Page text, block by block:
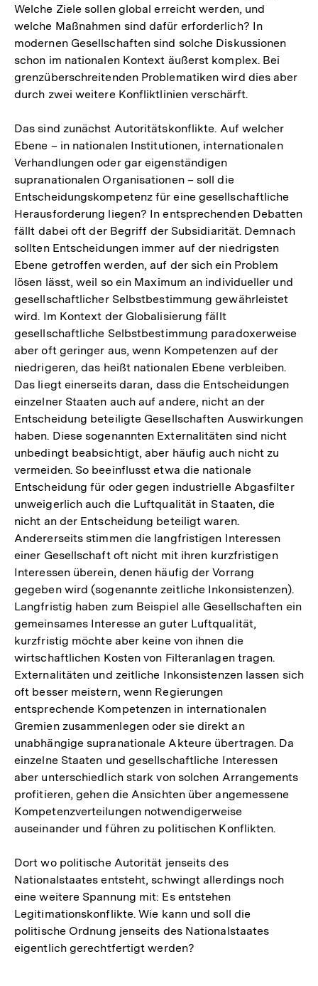
Welche Ziele sollen global erreicht werden, und
welche Maßnahmen sind dafür erforderlich? In
modernen Gesellschaften sind solche Diskussionen
schon im nationalen Kontext äußerst komplex. Bei
grenzüberschreitenden Problematiken wird dies aber
durch zwei weitere Konfliktlinien verschärft.
Das sind zunächst Autoritätskonflikte. Auf welcher
Ebene – in nationalen Institutionen, internationalen
Verhandlungen oder gar eigenständigen
supranationalen Organisationen – soll die
Entscheidungskompetenz für eine gesellschaftliche
Herausforderung liegen? In entsprechenden Debatten
fällt dabei oft der Begriff der Subsidiarität. Demnach
sollten Entscheidungen immer auf der niedrigsten
Ebene getroffen werden, auf der sich ein Problem
lösen lässt, weil so ein Maximum an individueller und
gesellschaftlicher Selbstbestimmung gewährleistet
wird. Im Kontext der Globalisierung fällt
gesellschaftliche Selbstbestimmung paradoxerweise
aber oft geringer aus, wenn Kompetenzen auf der
niedrigeren, das heißt nationalen Ebene verbleiben.
Das liegt einerseits daran, dass die Entscheidungen
einzelner Staaten auch auf andere, nicht an der
Entscheidung beteiligte Gesellschaften Auswirkungen
haben. Diese sogenannten Externalitäten sind nicht
unbedingt beabsichtigt, aber häufig auch nicht zu
vermeiden. So beeinflusst etwa die nationale
Entscheidung für oder gegen industrielle Abgasfilter
unweigerlich auch die Luftqualität in Staaten, die
nicht an der Entscheidung beteiligt waren.
Andererseits stimmen die langfristigen Interessen
einer Gesellschaft oft nicht mit ihren kurzfristigen
Interessen überein, denen häufig der Vorrang
gegeben wird (sogenannte zeitliche Inkonsistenzen).
Langfristig haben zum Beispiel alle Gesellschaften ein
gemeinsames Interesse an guter Luftqualität,
kurzfristig möchte aber keine von ihnen die
wirtschaftlichen Kosten von Filteranlagen tragen.
Externalitäten und zeitliche Inkonsistenzen lassen sich
oft besser meistern, wenn Regierungen
entsprechende Kompetenzen in internationalen
Gremien zusammenlegen oder sie direkt an
unabhängige supranationale Akteure übertragen. Da
einzelne Staaten und gesellschaftliche Interessen
aber unterschiedlich stark von solchen Arrangements
profitieren, gehen die Ansichten über angemessene
Kompetenzverteilungen notwendigerweise
auseinander und führen zu politischen Konflikten.
Dort wo politische Autorität jenseits des
Nationalstaates entsteht, schwingt allerdings noch
eine weitere Spannung mit: Es entstehen
Legitimationskonflikte. Wie kann und soll die
politische Ordnung jenseits des Nationalstaates
eigentlich gerechtfertigt werden?